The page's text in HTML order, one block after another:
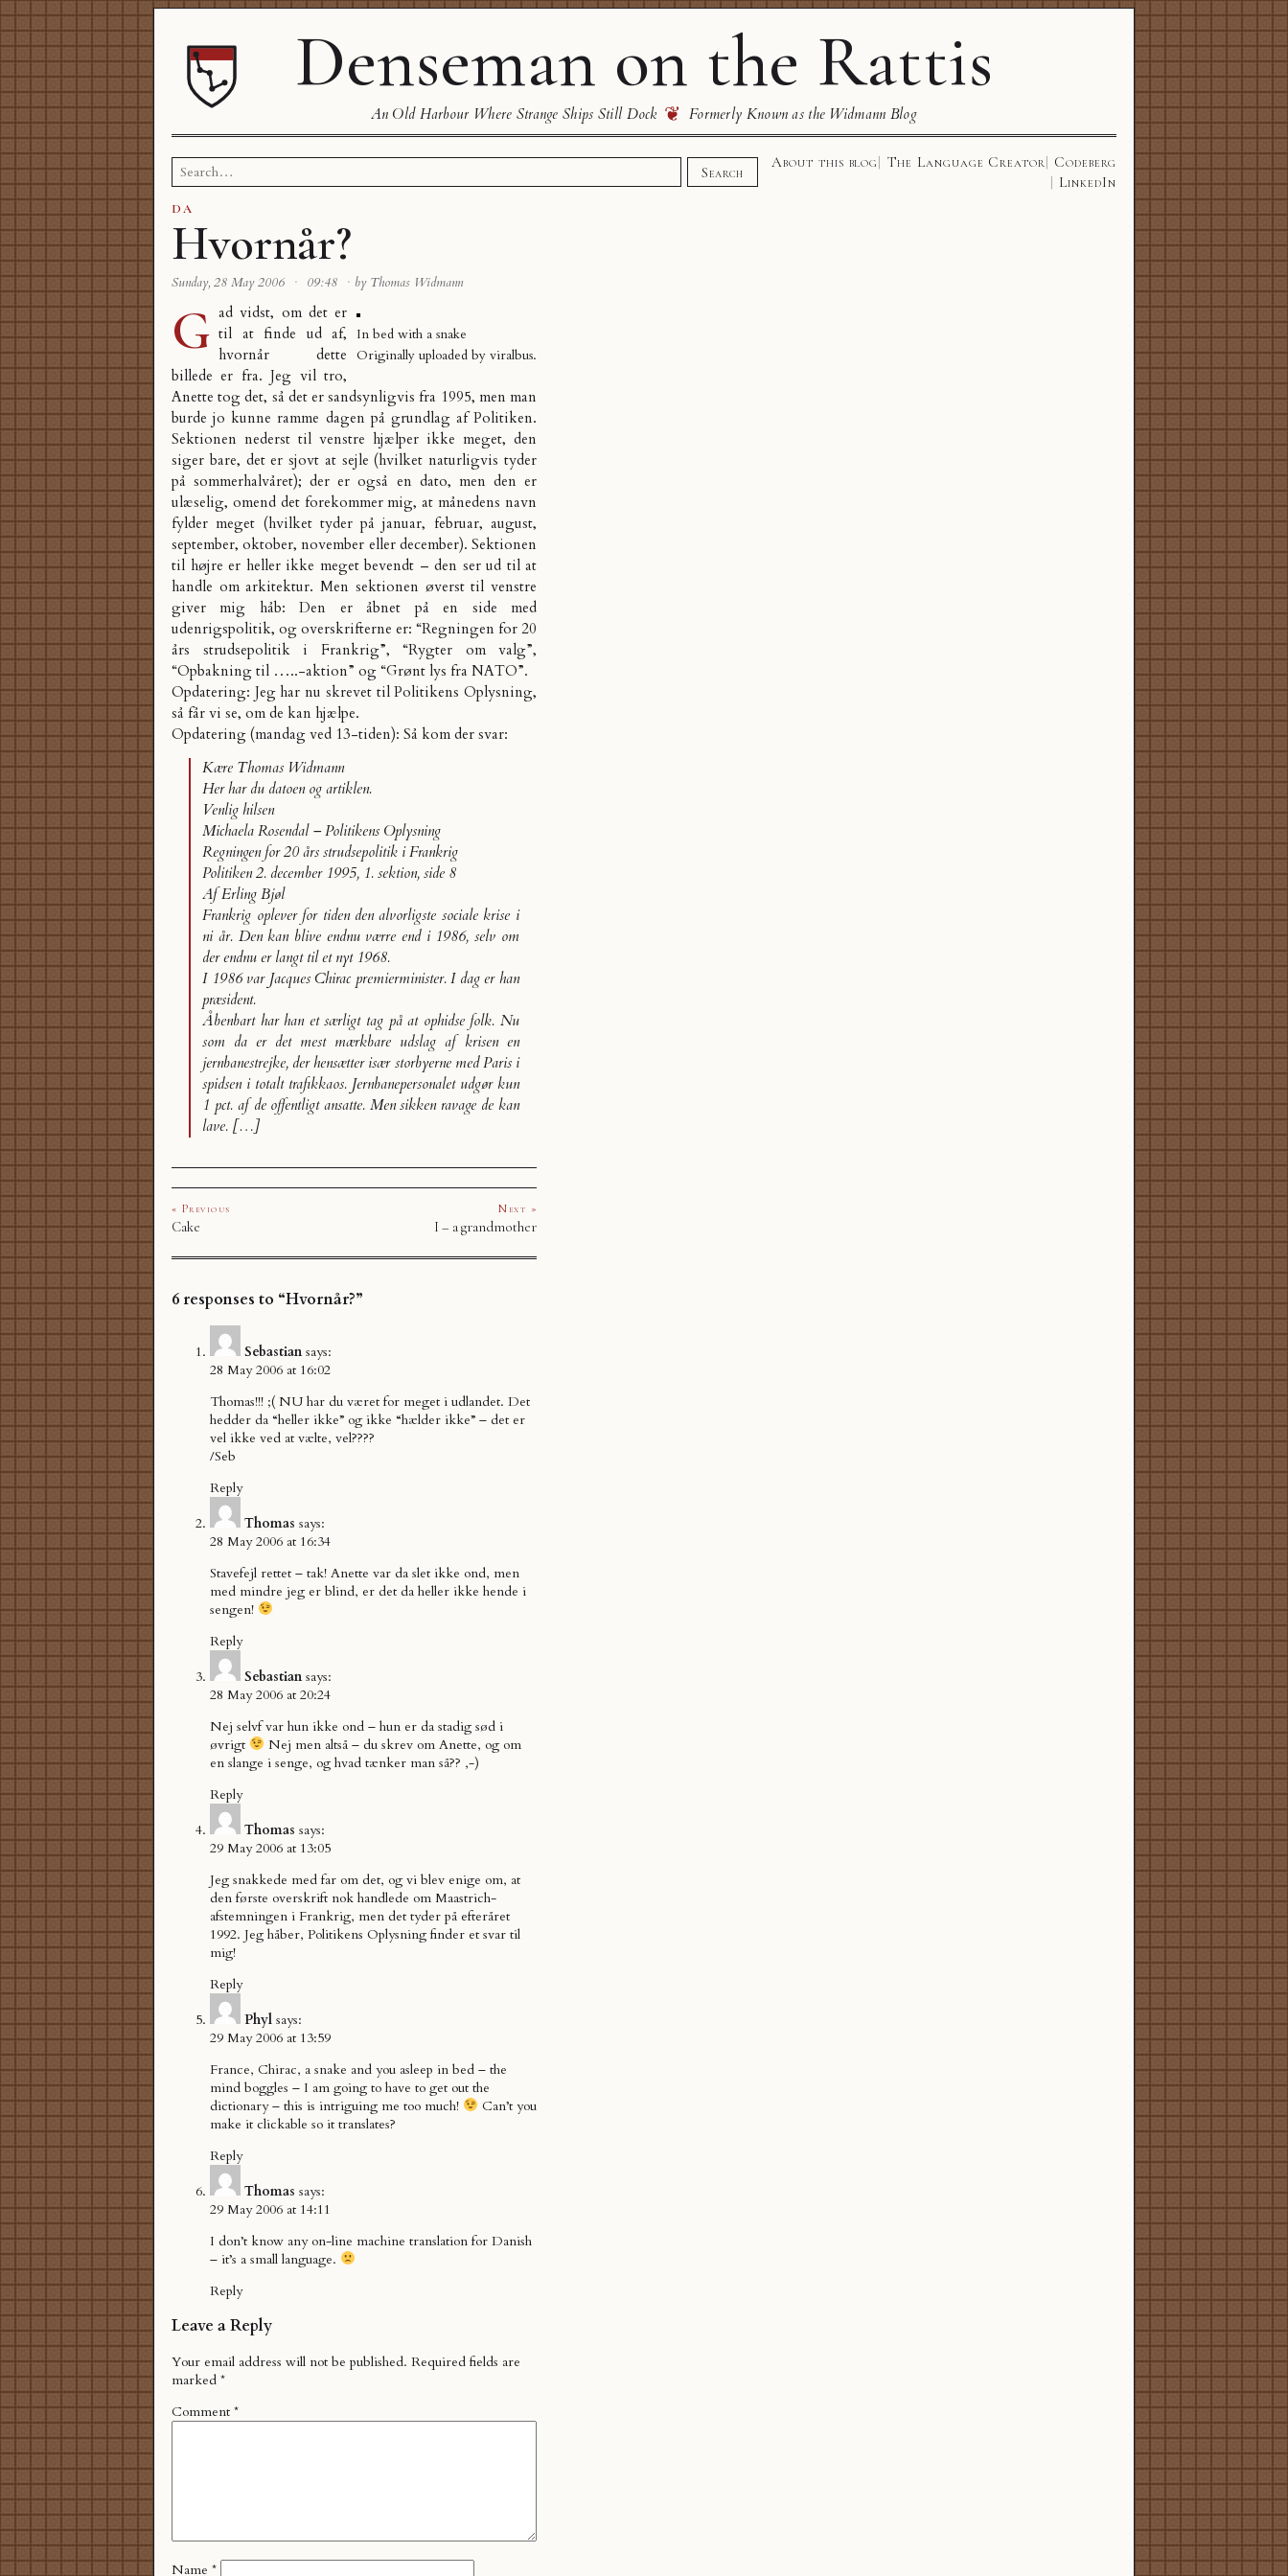
Denseman on the Rattis
An Old Harbour Where Strange Ships Still Dock ❦ Formerly Known as the Widmann Blog
Search
for:
Search
About this blog The Language Creator
Codeberg
LinkedIn
DA
Hvornår?
Sunday, 28 May 2006 · 09:48 · by Thomas Widmann
In bed with a snake
Originally uploaded by viralbus.
G ad vidst, om det er
til at finde ud af,
hvornår dette
billede er fra. Jeg vil tro,
Anette tog det, så det er sandsynligvis fra 1995, men man
burde jo kunne ramme dagen på grundlag af Politiken.
Sektionen nederst til venstre hjælper ikke meget, den
siger bare, det er sjovt at sejle (hvilket naturligvis tyder
på sommerhalvåret); der er også en dato, men den er
ulæselig, omend det forekommer mig, at månedens navn
fylder meget (hvilket tyder på januar, februar, august,
september, oktober, november eller december). Sektionen
til højre er heller ikke meget bevendt – den ser ud til at
handle om arkitektur. Men sektionen øverst til venstre
giver mig håb: Den er åbnet på en side med
udenrigspolitik, og overskrifterne er: “Regningen for 20
års strudsepolitik i Frankrig”, “Rygter om valg”,
“Opbakning til …..-aktion” og “Grønt lys fra NATO”.
Opdatering: Jeg har nu skrevet til Politikens Oplysning,
så får vi se, om de kan hjælpe.
Opdatering (mandag ved 13-tiden): Så kom der svar:
Kære Thomas Widmann
Her har du datoen og artiklen.
Venlig hilsen
Michaela Rosendal – Politikens Oplysning
Regningen for 20 års strudsepolitik i Frankrig
Politiken 2. december 1995, 1. sektion, side 8
Af Erling Bjøl
Frankrig oplever for tiden den alvorligste sociale krise i
ni år. Den kan blive endnu værre end i 1986, selv om
der endnu er langt til et nyt 1968.
I 1986 var Jacques Chirac premierminister. I dag er han
præsident.
Åbenbart har han et særligt tag på at ophidse folk. Nu
som da er det mest mærkbare udslag af krisen en
jernbanestrejke, der hensætter især storbyerne med Paris i
spidsen i totalt trafikkaos. Jernbanepersonalet udgør kun
1 pct. af de offentligt ansatte. Men sikken ravage de kan
lave. […]
« Previous
Cake
Next »
I – a grandmother
6 responses to “Hvornår?”
Sebastian says:
28 May 2006 at 16:02
Thomas!!! ;( NU har du været for meget i udlandet. Det
hedder da “heller ikke” og ikke “hælder ikke” – det er
vel ikke ved at vælte, vel????
/Seb
Reply
Thomas says:
28 May 2006 at 16:34
Stavefejl rettet – tak! Anette var da slet ikke ond, men
med mindre jeg er blind, er det da heller ikke hende i
sengen!
Reply
Sebastian says:
28 May 2006 at 20:24
Nej selvf var hun ikke ond – hun er da stadig sød i
øvrigt
Nej men altså – du skrev om Anette, og om
en slange i senge, og hvad tænker man så?? ,-)
Reply
Thomas says:
29 May 2006 at 13:05
Jeg snakkede med far om det, og vi blev enige om, at
den første overskrift nok handlede om Maastrich-
afstemningen i Frankrig, men det tyder på efteråret
1992. Jeg håber, Politikens Oplysning finder et svar til
mig!
Reply
Phyl says:
29 May 2006 at 13:59
France, Chirac, a snake and you asleep in bed – the
mind boggles – I am going to have to get out the
dictionary – this is intriguing me too much!
Can’t you
make it clickable so it translates?
Reply
Thomas says:
29 May 2006 at 14:11
I don’t know any on-line machine translation for Danish
– it’s a small language.
Reply
Leave a Reply
Your email address will not be published. Required fields are
marked *
Comment *
Name *